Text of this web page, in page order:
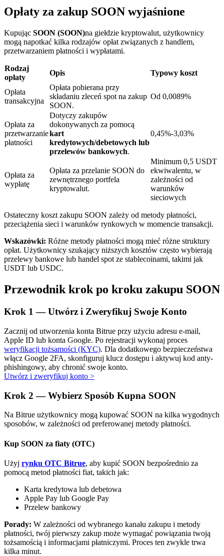
Ekskluzywne inwestycje dla posiadaczy BTR
Pożyczki
Usługa pożyczek wspieranych kryptowalutami
Automatyczna inwestycja
Zdobądź długoterminowy zysk i elastyczne zainteresowania
Naucz się stakingu
Bitruści Partnerzy
Opłaty za zakup SOON wyjaśnione
Kupując SOON (SOON)na giełdzie kryptowalut, użytkownicy
mogą napotkać kilka rodzajów opłat związanych z handlem,
przetwarzaniem płatności i wypłatami.
Rodzaj
opłaty
Opis Typowy koszt
Opłata
transakcyjna
Opłata pobierana przy
składaniu zleceń spot na zakup
SOON.
Od 0,0089%
Opłata za
przetwarzanie
płatności
Dotyczy zakupów
dokonywanych za pomocą
kart
kredytowych/debetowych lub
przelewów bankowych.
0,45%-3,03%
Opłata za
wypłatę
Opłata za przelanie SOON do
zewnętrznego portfela
kryptowalut.
Minimum 0,5 USDT
ekwiwalentu, w
zależności od
warunków
sieciowych
Ostateczny koszt zakupu SOON zależy od metody płatności,
przeciążenia sieci i warunków rynkowych w momencie transakcji.
Wskazówki: Różne metody płatności mogą mieć różne struktury
opłat. Użytkownicy szukający niższych kosztów często wybierają
przelewy bankowe lub handel spot ze stablecoinami, takimi jak
USDT lub USDC.
Przewodnik krok po kroku zakupu SOON
Krok 1 —Utwórz i Zweryfikuj Swoje Konto
Zacznij od utworzenia konta Bitrue przy użyciu adresu e-mail,
Apple ID lub konta Google. Po rejestracji wykonaj proces
weryfikacji tożsamości (KYC). Dla dodatkowego bezpieczeństwa
włącz Google 2FA, skonfiguruj klucz dostępu i aktywuj kod anty-
phishingowy, aby chronić swoje konto.
Utwórz i zweryfikuj konto >
Krok 2 — Wybierz Sposób Kupna SOON
Na Bitrue użytkownicy mogą kupować SOON na kilka wygodnych
sposobów, w zależności od preferowanej metody płatności.
Kup SOON za fiaty (OTC)
Użyj rynku OTC Bitrue, aby kupić SOON bezpośrednio za
pomocą metod płatności fiat, takich jak:
Karta kredytowa lub debetowa
Apple Pay lub Google Pay
Przelew bankowy
Porady: W zależności od wybranego kanału zakupu i metody
płatności, twój pierwszy zakup może wymagać powiązania twoją
tożsamością i informacjami płatniczymi. Proces ten zwykle trwa
kilka minut.